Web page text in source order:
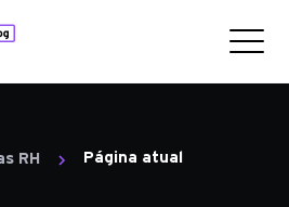
RH Página atual